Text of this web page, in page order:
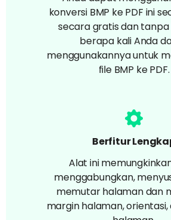
konversi BMP ke PDF ini
secara gratis dan
berapa kali Anda
menggunakannya untuk
file BMP ke PDF.
Berfitur
Alat ini
menggabungkan,
memutar halaman dan
margin halaman, orientasi,